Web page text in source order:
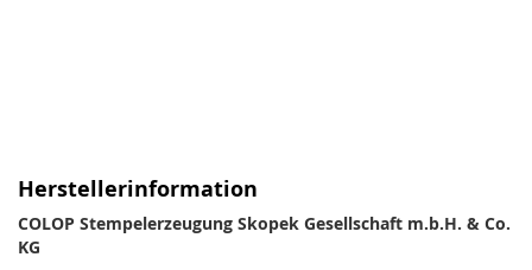
Herstellerinformation
COLOP Stempelerzeugung Skopek Gesellschaft m.b.H. & Co.
KG